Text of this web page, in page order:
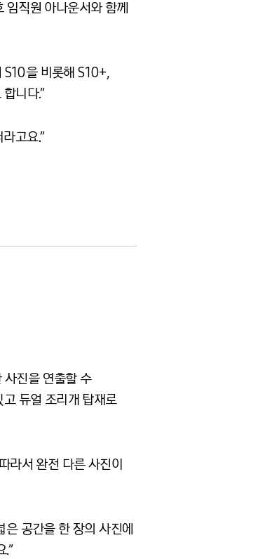
임직원 아나운서와 함께
S10을 비롯해 S10+,
니다.”
고요.”
진을 연출할 수
듀얼 조리개 탑재로
라서 완전 다른 사진이
은 공간을 한 장의 사진에
.”